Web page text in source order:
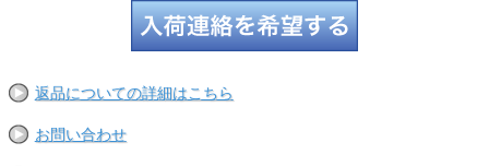
返品についての詳細はこちら
お問い合わせ